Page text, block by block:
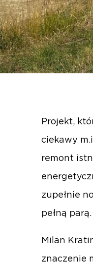
Projekt,
ciekawy
remont
zupełnie
pełną parą.
Milan
znaczenie